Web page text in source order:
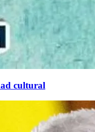
cultural